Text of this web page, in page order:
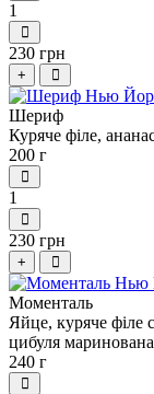
1
230 грн
+
Шериф
Куряче філе,
200 г
1
230 грн
+
Моменталь
Яйце, куряче філе
цибуля
240 г